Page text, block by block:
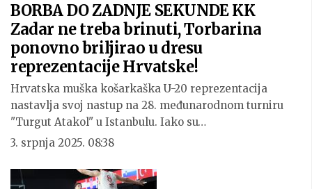
BORBA DO ZADNJE SEKUNDE KK
Zadar ne treba brinuti, Torbarina
ponovno briljirao u dresu
reprezentacije Hrvatske!
Hrvatska muška košarkaška U-20 reprezentacija
nastavlja svoj nastup na 28. međunarodnom turniru
"Turgut Atakol" u Istanbulu. Iako su…
3. srpnja 2025. 08:38